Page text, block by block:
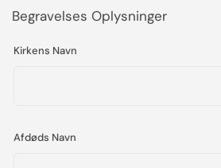
Begravelses Oplysninger
Kirkens Navn
Afdøds Navn